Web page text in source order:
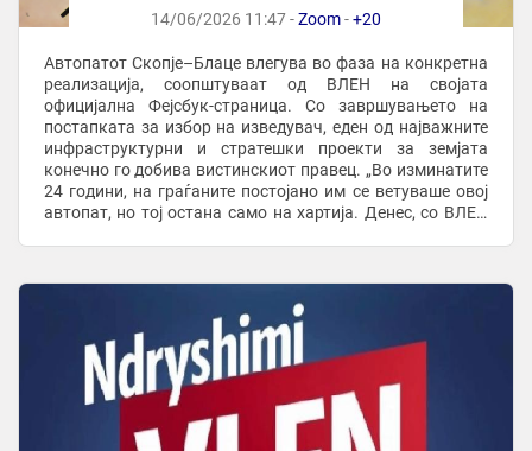
14/06/2026 11:47 -Zoom-+20
Автопатот Скопје–Блаце влегува во фаза на конкретна
реализација, соопштуваат од ВЛЕН на својата
официјална Фејсбук-страница. Со завршувањето на
постапката за избор на изведувач, еден од најважните
инфраструктурни и стратешки проекти за земјата
конечно го добива вистинскиот правец. „Во изминатите
24 години, на граѓаните постојано им се ветуваше овој
автопат, но тој остана само на хартија. Денес, со ВЛЕН